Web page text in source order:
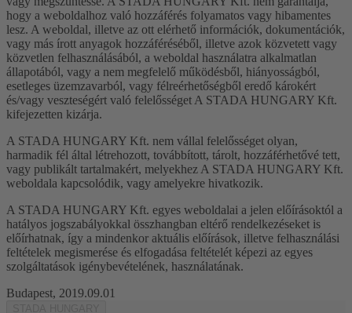
hogy a weboldalhoz való hozzáférés folyamatos vagy hibamentes
lesz. A weboldal, illetve az ott elérhető információk, dokumentációk,
vagy más írott anyagok hozzáféréséből, illetve azok közvetett vagy
közvetlen felhasználásából, a weboldal használatra alkalmatlan
állapotából, vagy a nem megfelelő működésből, hiányosságból,
esetleges üzemzavarból, vagy félreérhetőségből eredő károkért
és/vagy veszteségért való felelősséget A STADA HUNGARY Kft.
kifejezetten kizárja.
A STADA HUNGARY Kft. nem vállal felelősséget olyan,
harmadik fél által létrehozott, továbbított, tárolt, hozzáférhetővé tett,
vagy publikált tartalmakért, melyekhez A STADA HUNGARY Kft.
weboldala kapcsolódik, vagy amelyekre hivatkozik.
A STADA HUNGARY Kft. egyes weboldalai a jelen előírásoktól a
hatályos jogszabályokkal összhangban eltérő rendelkezéseket is
előírhatnak, így a mindenkor aktuális előírások, illetve felhasználási
feltételek megismerése és elfogadása feltételét képezi az egyes
szolgáltatások igénybevételének, használatának.
Budapest, 2019.09.01